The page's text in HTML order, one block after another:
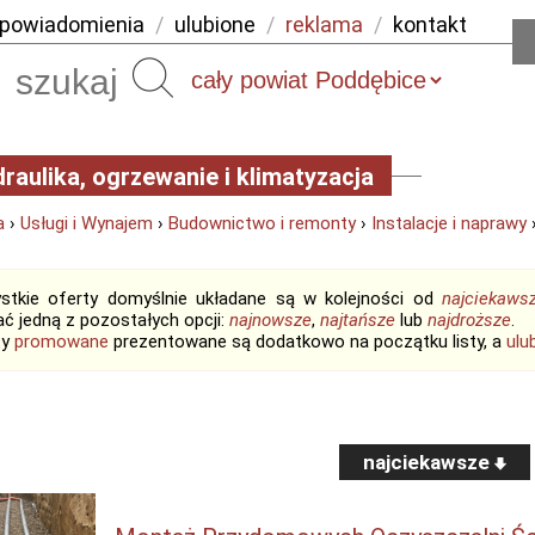
powiadomienia / ulubione / reklama / kontakt
Szukaj
ogrzewanie i klimatyzacja
› Usługi i Wynajem › Budownictwo i remonty› Instalacje i naprawy
oferty domyślnie układane są w kolejności od
jedną z pozostałych opcji: najnowsze, najtańsze lub najdroższe.
promowane prezentowane są dodatkowo na początku listy, a
najciekawsze